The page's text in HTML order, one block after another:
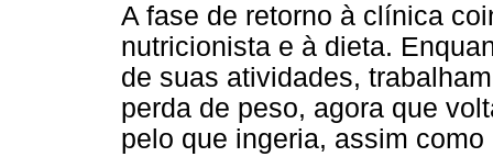
A fase de retorno à clínica
nutricionista e à dieta.
de suas atividades,
perda de peso, agora que
pelo que ingeria, assim